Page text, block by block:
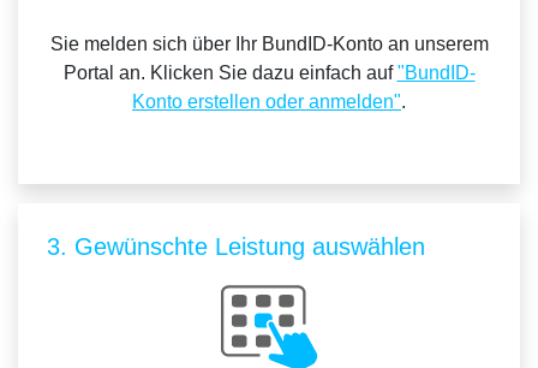
Sie melden sich über Ihr BundID-Konto an unserem
Portal an. Klicken Sie dazu einfach auf"BundID-
Konto erstellen oder anmelden".
3. Gewünschte Leistung auswählen